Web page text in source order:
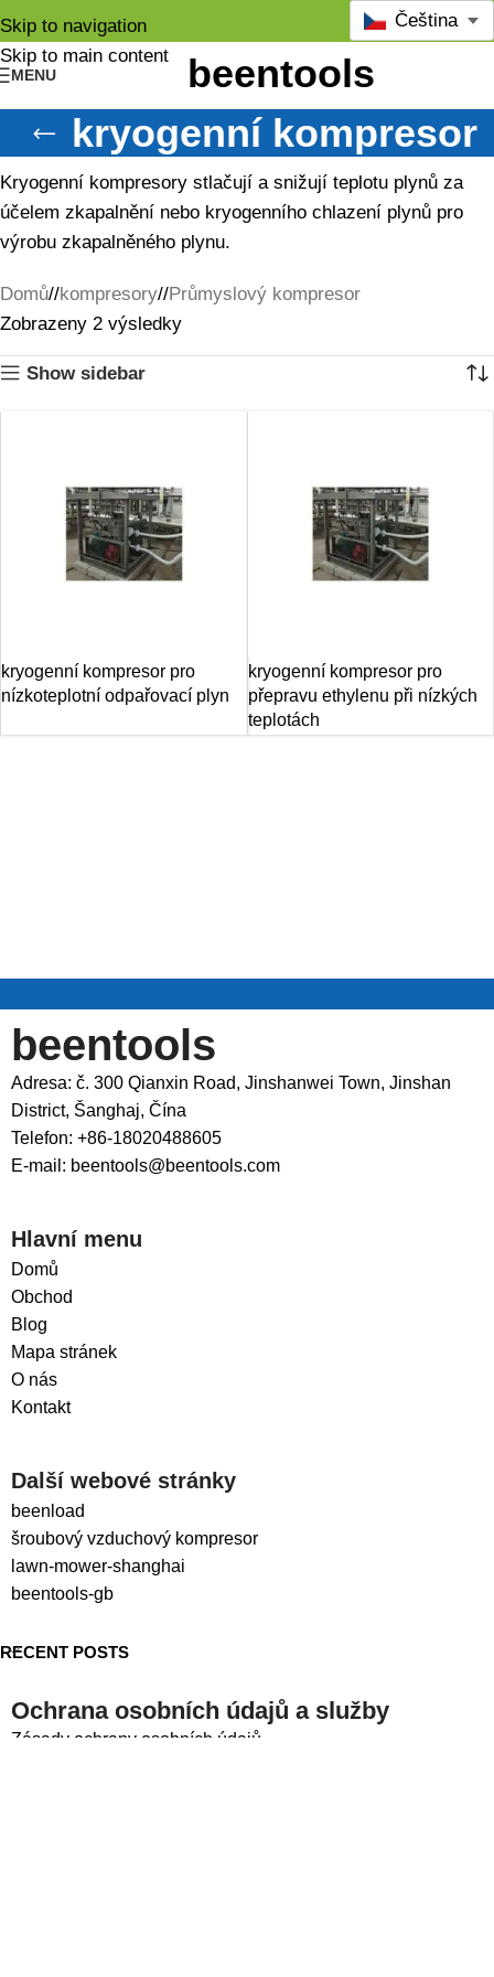
Skip to navigation
Skip to main content
MENU
Čeština
kryogenní kompresor
Kryogenní kompresory stlačují a snižují teplotu plynů za
účelem zkapalnění nebo kryogenního chlazení plynů pro
výrobu zkapalněného plynu.
Domů/ kompresory/ Průmyslový kompresor
Zobrazeny 2 výsledky
Show sidebar
kryogenní kompresor pro
nízkoteplotní odpařovací plyn
kryogenní kompresor pro
přepravu ethylenu při nízkých
teplotách
beentools
Adresa: č. 300 Qianxin Road, Jinshanwei Town, Jinshan
District, Šanghaj, Čína
Telefon: +86-18020488605
E-mail: beentools@beentools.com
Hlavní menu
Domů
Obchod
Blog
Mapa stránek
O nás
Kontakt
Další webové stránky
beenload
šroubový vzduchový kompresor
lawn-mower-shanghai
beentools-gb
RECENT POSTS
Ochrana osobních údajů a služby
Zásady ochrany osobních údajů